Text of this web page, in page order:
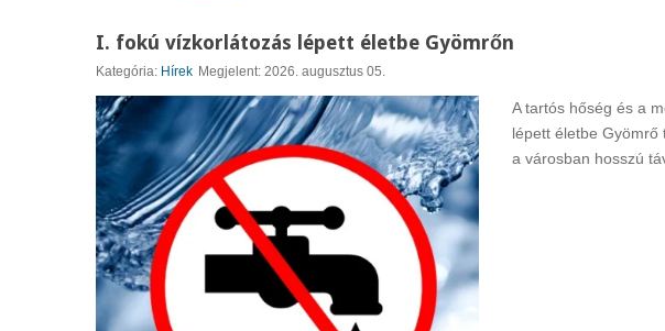
I. fokú vízkorlátozás lépett életbe Gyömrőn
Kategória: Hírek Megjelent: 2026. augusztus 05.
A tartós hőség és a
lépett életbe Gyömrő
a városban hosszú